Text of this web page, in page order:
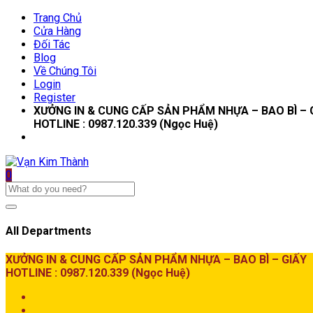
Trang Chủ
Cửa Hàng
Đối Tác
Blog
Về Chúng Tôi
Login
Register
XƯỞNG IN & CUNG CẤP SẢN PHẨM NHỰA – BAO BÌ –
HOTLINE : 0987.120.339 (Ngọc Huệ)
0
All Departments
XƯỞNG IN & CUNG CẤP SẢN PHẨM NHỰA – BAO BÌ – GIẤY
HOTLINE : 0987.120.339 (Ngọc Huệ)